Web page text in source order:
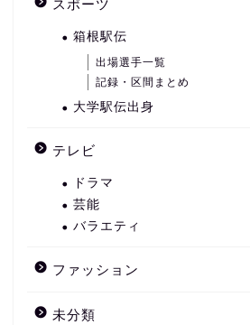
スポーツ
箱根駅伝
出場選手一覧
記録・区間まとめ
大学駅伝出身
テレビ
ドラマ
芸能
バラエティ
ファッション
未分類